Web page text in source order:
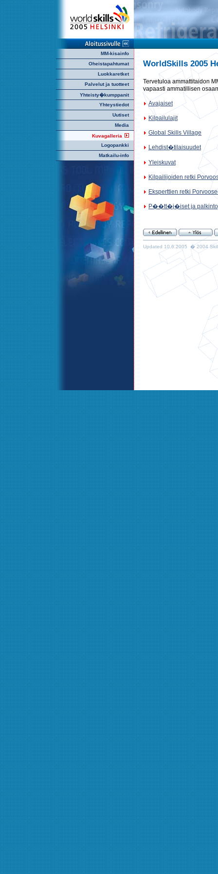
MM-kisainfo
Oheistapahtumat
Luokkaretket
Palvelut ja tuotteet
Yhteisty�kumppanit
Yhteystiedot
Uutiset
Media
Kuvagalleria
Logopankki
Matkailu-info
WorldSkills 2005
Tervetuloa ammattitaidon
vapaasti ammatillisen
Avajaiset
Kilpailulajit
Global Skills Village
Lehdist�tilaisuudet
Yleiskuvat
Kilpailijoiden retki
Eksperttien retki
P��tt�j�iset ja
Updated 10.6.2005 � 2004